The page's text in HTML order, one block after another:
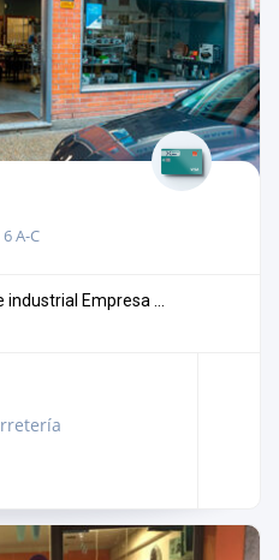
A-C
Empresa ...